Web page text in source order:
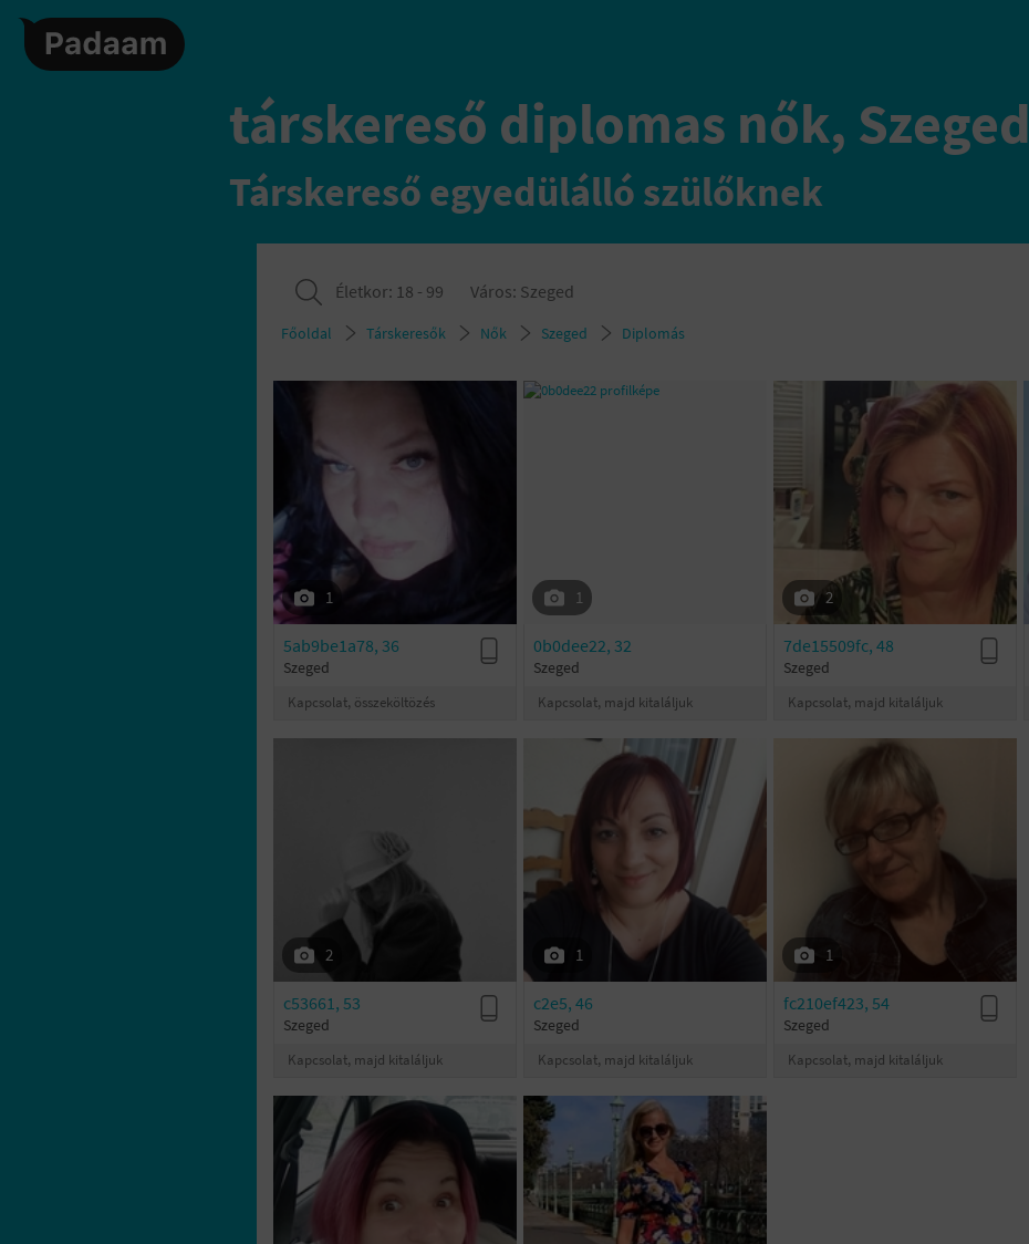
társkereső diplomas nők, Szeged
Társkereső egyedülálló szülőknek
Életkor: 18 - 99 Város: Szeged
Főoldal Társkeresők Nők Szeged Diplomás
1
5ab9be1a78, 36
Szeged
Kapcsolat, összeköltözés
1
0b0dee22, 32
Szeged
Kapcsolat, majd kitaláljuk
2
7de15509fc, 48
Szeged
Kapcsolat, majd kitaláljuk
2
c53661, 53
Szeged
Kapcsolat, majd kitaláljuk
1
c2e5, 46
Szeged
Kapcsolat, majd kitaláljuk
1
fc210ef423, 54
Szeged
Kapcsolat, majd kitaláljuk